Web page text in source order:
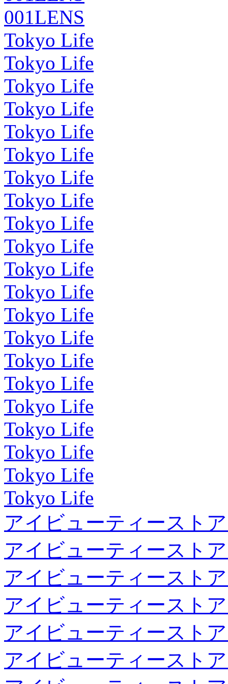
001LENS
Tokyo Life
Tokyo Life
Tokyo Life
Tokyo Life
Tokyo Life
Tokyo Life
Tokyo Life
Tokyo Life
Tokyo Life
Tokyo Life
Tokyo Life
Tokyo Life
Tokyo Life
Tokyo Life
Tokyo Life
Tokyo Life
Tokyo Life
Tokyo Life
Tokyo Life
Tokyo Life
Tokyo Life
アイビューティースト
アイビューティースト
アイビューティースト
アイビューティースト
アイビューティースト
アイビューティースト